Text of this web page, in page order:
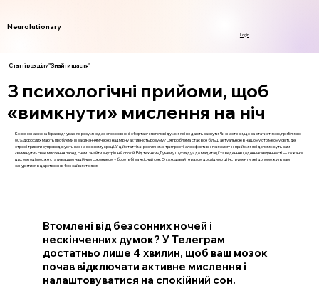
Neurolutionary
Login
Статті розділу "Знайти щастя"
3 психологічні прийоми, щоб
«вимкнути» мислення на ніч
Кожен з нас хоча б раз відчував, як розум не дає спокою вночі, обертаючи в голові думки, які не дають заснути. Чи знаєте ви, що за статистикою, приблизно
60% дорослих мають проблеми із засинанням через надмірну активність розуму? Ця проблема стає все більш актуальною в нашому стрімкому світі, де
стрес і тривоги супроводжують нас на кожному кроці. У цій статті ми розглянемо три прості, але ефективні психологічні прийоми, які допоможуть вам
«вимкнути» своє мислення перед сном і знайти внутрішній спокій. Від техніки «Думки у шухляду» до медитації та ведення щоденника вдячності — кожен з
цих методів може стати вашим надійним союзником у боротьбі за якісний сон. Отже, давайте разом дослідимо ці інструменти, які допоможуть вам
зануритися в царство снів без зайвих тривог.
Втомлені від безсонних ночей і
нескінченних думок? У Телеграм
достатньо лише 4 хвилин, щоб ваш мозок
почав відключати активне мислення і
налаштовуватися на спокійний сон.